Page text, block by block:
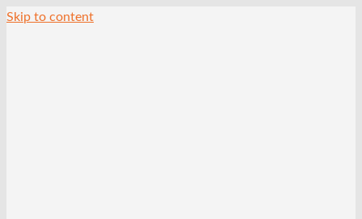
Skip to content